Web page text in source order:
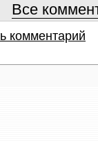
Все
комментарий